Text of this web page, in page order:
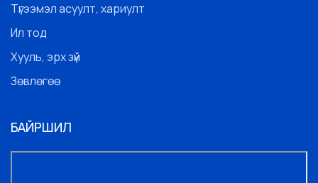
Түгээмэл асуулт, хариулт
Ил тод
Хууль, эрх зүй
Зөвлөгөө
БАЙРШИЛ